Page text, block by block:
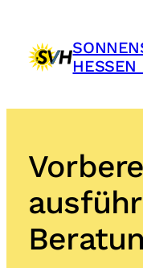
springen
HESSEN